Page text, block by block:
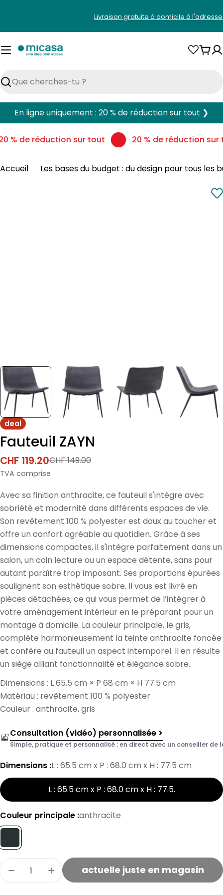
contenu
Livraison gratuite à domicile à
Rechercher
En ligne uniquement : 20 % de réduction sur tout ❯
% de réduction sur tout 20 % de réduction sur
Accueil Les bases du budget : du design pour tous les
deal
Fauteuil ZAYN
Prix
de
CHF 119.20
Prix
normal
CHF 149.00
TVA comprise
Avec sa finition anthracite, ce fauteuil s'intègre avec
sobriété et modernité dans différents espaces de vie.
Son revêtement 100 % polyester est doux au toucher et
offre un confort agréable au quotidien. Grâce à ses
dimensions compactes, il s'intègre parfaitement dans un
salon, un coin lecture ou un espace détente, sans pour
autant paraître trop imposant. Ses proportions épurées
soulignent son esthétique sobre. Il vous est livré en
pièces détachées, ce qui vous permet de l’intégrer à
votre aménagement intérieur en le préparant pour un
montage à domicile. La couleur principale, le gris,
complète harmonieusement la teinte anthracite foncée
et confère au fauteuil un aspect intemporel. Il en résulte
un siège alliant fonctionnalité et élégance sobre.
Dimensions : L 65.5 cm × P 68 cm × H 77.5 cm
Matériau : revêtement 100 % polyester
Couleur : anthracite, gris
Consultation (vidéo) personnalisée >
Simple, pratique et personnalisé : en direct avec un conseiller de
Dimensions :L : 65.5 cm x P : 68.0 cm x H : 77.5 cm
L : 65.5 cm x P : 68.0 cm x H : 77.5.
Couleur principale :anthracite
Quantité
Réduire la quantité pour le fauteuil ZAYN
Augmenter la quantité de fauteuils
actuelle juste en magasin